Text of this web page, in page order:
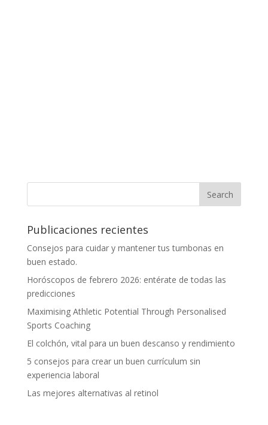
Publicaciones recientes
Consejos para cuidar y mantener tus tumbonas en
buen estado.
Horóscopos de febrero 2026: entérate de todas las
predicciones
Maximising Athletic Potential Through Personalised
Sports Coaching
El colchón, vital para un buen descanso y rendimiento
5 consejos para crear un buen currículum sin
experiencia laboral
Las mejores alternativas al retinol